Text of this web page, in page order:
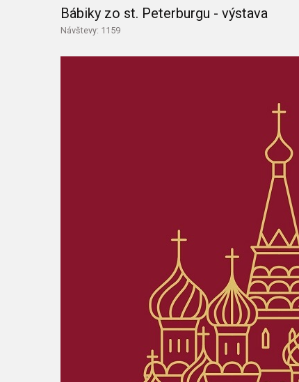
Bábiky zo st. Peterburgu - výstava
Návštevy: 1159